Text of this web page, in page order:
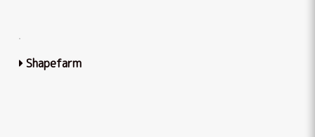
Shapefarm